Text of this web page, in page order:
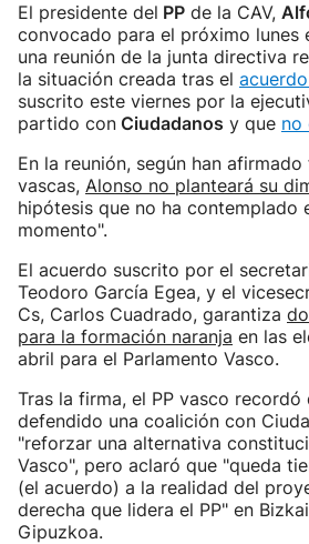
El presidente del PP de la CAV,
convocado para el próximo lunes
una reunión de la junta directiva
la situación creada tras el
suscrito este viernes por la
partido con Ciudadanos y que no
En la reunión, según han
vascas, Alonso no planteará su
hipótesis que no ha contemplado
momento".
El acuerdo suscrito por el
Teodoro García Egea, y el
Cs, Carlos Cuadrado, garantiza
para la formación naranja en las
abril para el Parlamento Vasco.
Tras la firma, el PP vasco recordó
defendido una coalición con
"reforzar una alternativa
Vasco", pero aclaró que "queda
(el acuerdo) a la realidad del
derecha que lidera el PP" en
Gipuzkoa.